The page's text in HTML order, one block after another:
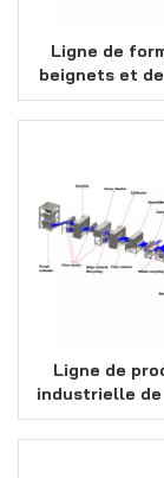
Ligne de
beignets et
compacts
Ligne de
industrielle
surgelés